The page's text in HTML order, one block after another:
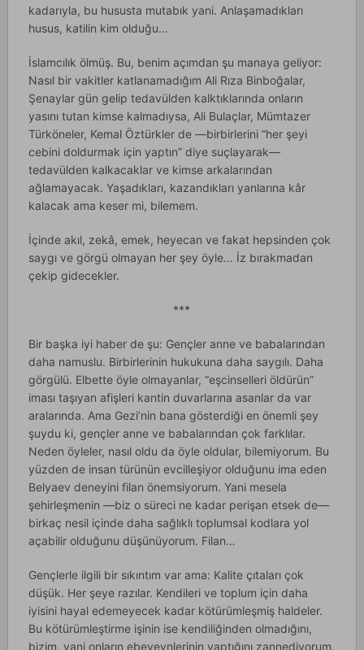
kadarıyla, bu hususta mutabık yani. Anlaşamadıkları
husus, katilin kim olduğu…
İslamcılık ölmüş. Bu, benim açımdan şu manaya geliyor:
Nasıl bir vakitler katlanamadığım Ali Rıza Binboğalar,
Şenaylar gün gelip tedavülden kalktıklarında onların
yasını tutan kimse kalmadıysa, Ali Bulaçlar, Mümtazer
Türköneler, Kemal Öztürkler de —birbirlerini “her şeyi
cebini doldurmak için yaptın” diye suçlayarak—
tedavülden kalkacaklar ve kimse arkalarından
ağlamayacak. Yaşadıkları, kazandıkları yanlarına kâr
kalacak ama keser mi, bilemem.
İçinde akıl, zekâ, emek, heyecan ve fakat hepsinden çok
saygı ve görgü olmayan her şey öyle… İz bırakmadan
çekip gidecekler.
***
Bir başka iyi haber de şu: Gençler anne ve babalarından
daha namuslu. Birbirlerinin hukukuna daha saygılı. Daha
görgülü. Elbette öyle olmayanlar, “eşcinselleri öldürün”
iması taşıyan afişleri kantin duvarlarına asanlar da var
aralarında. Ama Gezi’nin bana gösterdiği en önemli şey
şuydu ki, gençler anne ve babalarından çok farklılar.
Neden öyleler, nasıl oldu da öyle oldular, bilemiyorum. Bu
yüzden de insan türünün evcilleşiyor olduğunu ima eden
Belyaev deneyini filan önemsiyorum. Yani mesela
şehirleşmenin —biz o süreci ne kadar perişan etsek de—
birkaç nesil içinde daha sağlıklı toplumsal kodlara yol
açabilir olduğunu düşünüyorum. Filan…
Gençlerle ilgili bir sıkıntım var ama: Kalite çıtaları çok
düşük. Her şeye razılar. Kendileri ve toplum için daha
iyisini hayal edemeyecek kadar kötürümleşmiş haldeler.
Bu kötürümleştirme işinin ise kendiliğinden olmadığını,
bizim, yani onların ebeveynlerinin yaptığını zannediyorum.